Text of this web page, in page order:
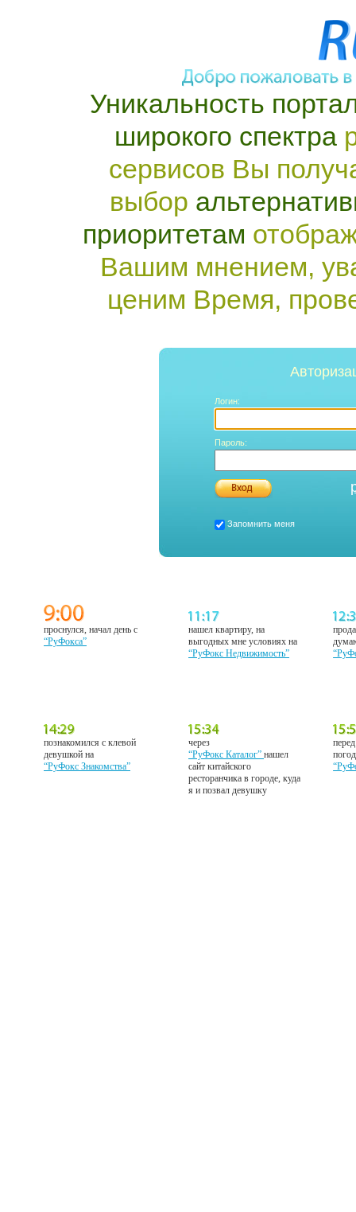
Уникальность
широкого спектра
сервисов Вы
выбор
приоритетам
Вашим мнением,
ценим Время,
Логин:
Пароль:
Запомнить меня
проснулся, начал день с
“РуФокса”
нашел квартиру, на
выгодных мне условиях на
“РуФокс Недвижимость”
познакомился с клевой
девушкой на
“РуФокс Знакомства”
через
“РуФокс Каталог”нашел
сайт китайского
ресторанчика в городе, куда
я и позвал девушку